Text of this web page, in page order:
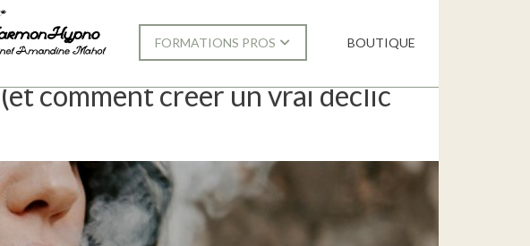
FORMATIONS PROS BOUTIQUE
comment créer un vrai déclic